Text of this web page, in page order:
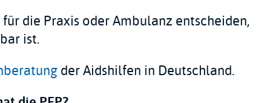
die Praxis oder Ambulanz entscheiden,
ist.
der Aidshilfen in Deutschland.